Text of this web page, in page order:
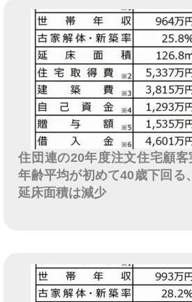
住団連の20年度注文住宅顧
年齢平均が初めて40歳下回る
延床面積は減少